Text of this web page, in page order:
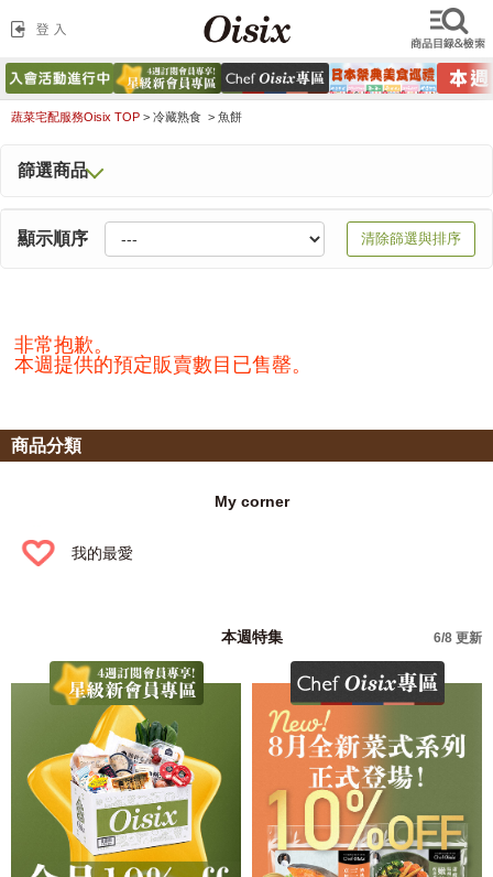
蔬菜宅配服務Oisix TOP > 冷藏熟食 > 魚餅
篩選商品
顯示順序 清除篩選與排序
非常抱歉。
本週提供的預定販賣數目已售罄。
商品分類
My corner
我的最愛
本週特集 6/8 更新